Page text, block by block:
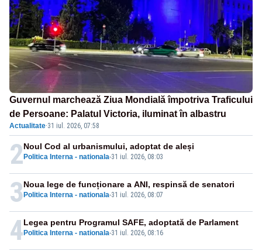
Guvernul marchează Ziua Mondială împotriva Traficului
de Persoane: Palatul Victoria, iluminat în albastru
Actualitate·31 iul. 2026, 07:58
2 Politica Interna - nationala-31 iul. 2026, 08:03
Noul Cod al urbanismului, adoptat de aleși
3 Politica Interna - nationala-31 iul. 2026, 08:07
Noua lege de funcționare a ANI, respinsă de senatori
4 Politica Interna - nationala-31 iul. 2026, 08:16
Legea pentru Programul SAFE, adoptată de Parlament